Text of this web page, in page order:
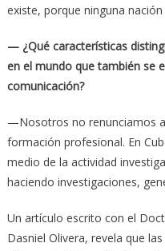
existe, porque ninguna
— ¿Qué características
en el mundo que también se
comunicación?
—Nosotros no renunciamos
formación profesional. En
medio de la actividad
haciendo investigaciones,
Un artículo escrito con el
Dasniel Olivera, revela que